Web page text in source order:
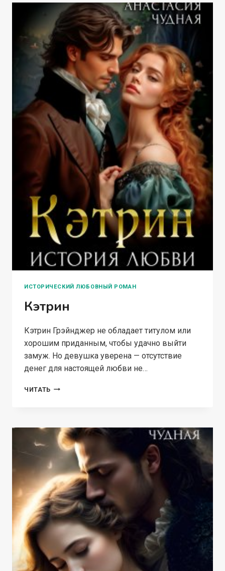
ИСТОРИЧЕСКИЙ ЛЮБОВНЫЙ РОМАН
Кэтрин
Кэтрин Грэйнджер не обладает титулом или
хорошим приданным, чтобы удачно выйти
замуж. Но девушка уверена — отсутствие
денег для настоящей любви не…
ЧИТАТЬ КЭТРИН